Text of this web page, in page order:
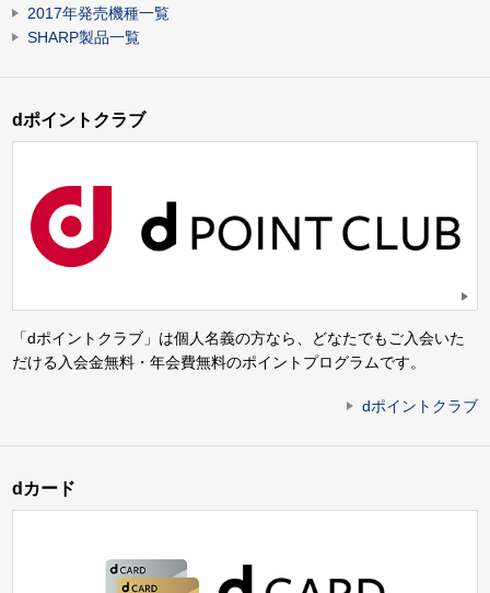
2017年発売機種一覧
SHARP製品一覧
dポイントクラブ
「dポイントクラブ」は個人名義の方なら、どなたでもご入会いた
だける入会金無料・年会費無料のポイントプログラムです。
dポイントクラブ
dカード